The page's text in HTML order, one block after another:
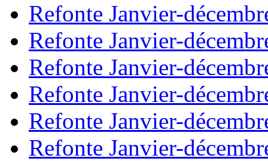
Refonte Janvier-
Refonte Janvier-
Refonte Janvier-
Refonte Janvier-
Refonte Janvier-
Refonte Janvier-